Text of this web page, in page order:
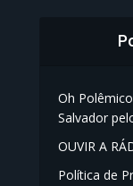
Oh
Salvador
OUVIR A
Política de